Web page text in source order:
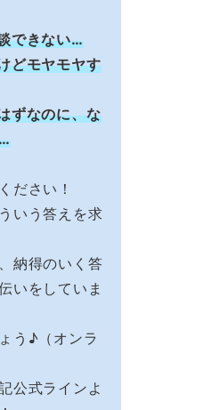
できない…
どモヤモヤす
ずなのに、な
ださい！
いう答えを求
納得のいく答
いをしていま
う♪（オンラ
公式ラインよ